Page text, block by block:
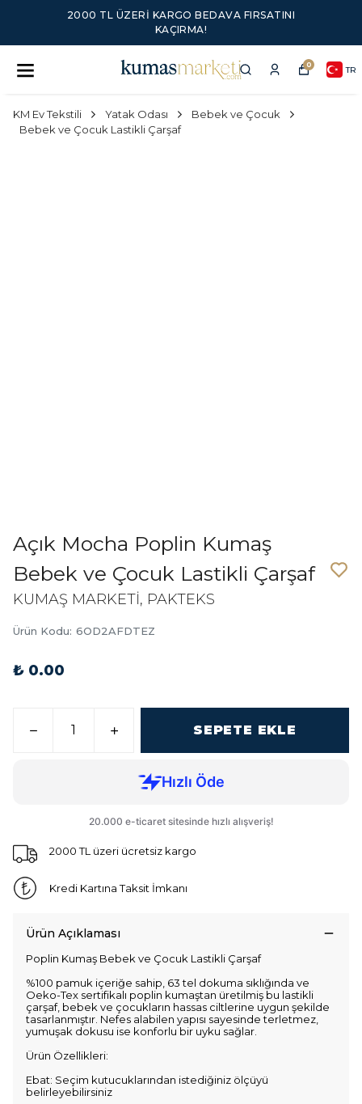
2000 TL ÜZERI KARGO BEDAVA FIRSATINI
KAÇIRMA!
0 TR
KM Ev Tekstili Yatak Odası
Bebek ve Çocuk
Bebek ve Çocuk Lastikli Çarşaf
Açık Mocha Poplin Kumaş
Bebek ve Çocuk Lastikli Çarşaf
KUMAŞ MARKETİ, PAKTEKS
Ürün Kodu: 6OD2AFDTEZ
₺ 0.00
SEPETE EKLE
2000 TL üzeri ücretsiz kargo
Kredi Kartına Taksit İmkanı
Ürün Açıklaması
Poplin Kumaş Bebek ve Çocuk Lastikli Çarşaf
%100 pamuk içeriğe sahip, 63 tel dokuma sıklığında ve
Oeko-Tex sertifikalı poplin kumaştan üretilmiş bu lastikli
çarşaf, bebek ve çocukların hassas ciltlerine uygun şekilde
tasarlanmıştır. Nefes alabilen yapısı sayesinde terletmez,
yumuşak dokusu ise konforlu bir uyku sağlar.
Ürün Özellikleri:
Ebat: Seçim kutucuklarından istediğiniz ölçüyü
belirleyebilirsiniz